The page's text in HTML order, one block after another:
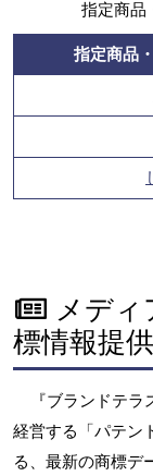
指定商品
指定商品
メデ
標情報提供
『ブランドテ
経営する「パテン
る、最新の商標デ